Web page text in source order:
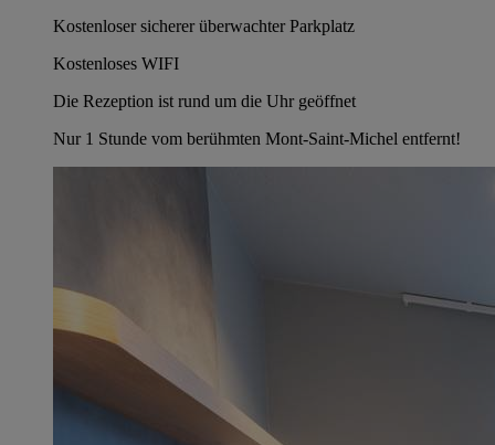
Kostenloser sicherer überwachter Parkplatz
Kostenloses WIFI
Die Rezeption ist rund um die Uhr geöffnet
Nur 1 Stunde vom berühmten Mont-Saint-Michel entfernt!